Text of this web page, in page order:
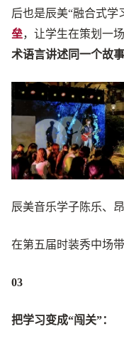
后也是辰美“融合式
垒，让学生在策划一
术语言讲述同一个故事
辰美音乐学子陈乐、
在第五届时装秀中场
03
把学习变成“闯关”：